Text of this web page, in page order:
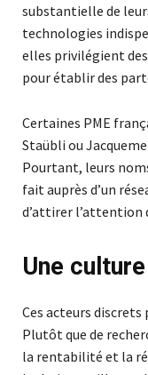
substantielle de
technologies
elles privilégient des
pour établir des
Certaines PME
Staübli ou
Pourtant, leurs
fait auprès d’un
d’attirer l’attention
Une
Ces acteurs
Plutôt que de
la rentabilité et la